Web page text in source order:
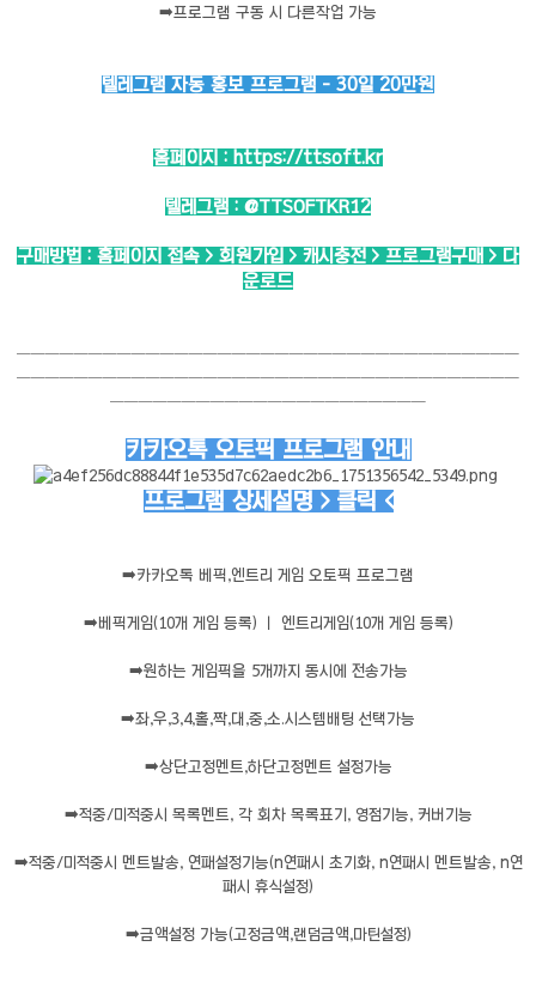
➡️프로그램 구동 시 다른작업 가능
텔레그램 자동 홍보 프로그램 - 30일 20만원
홈페이지 : https://ttsoft.kr
텔레그램 : @TTSOFTKR12
구매방법 : 홈페이지 접속 > 회원가입 > 캐시충전 > 프로그램구매 > 다
운로드
───────────────────────────────────
───────────────────────────────────
──────────────────────
카카오톡 오토픽 프로그램 안내
프로그램 상세설명 > 클릭 <
➡️카카오톡 베픽,엔트리 게임 오토픽 프로그램
➡️ 베픽게임(10개 게임 등록) ㅣ 엔트리게임(10개 게임 등록)
➡️원하는 게임픽을 5개까지 동시에 전송가능
➡️좌,우,3,4,홀,짝,대,중,소.시스템배팅 선택가능
➡️상단고정멘트,하단고정멘트 설정가능
➡️적중/미적중시 목록멘트, 각 회차 목록표기, 영점기능, 커버기능
➡️적중/미적중시 멘트발송, 연패설정기능(n연패시 초기화, n연패시 멘트발송, n연
패시 휴식설정)
➡️금액설정 가능(고정금액,랜덤금액,마틴설정)